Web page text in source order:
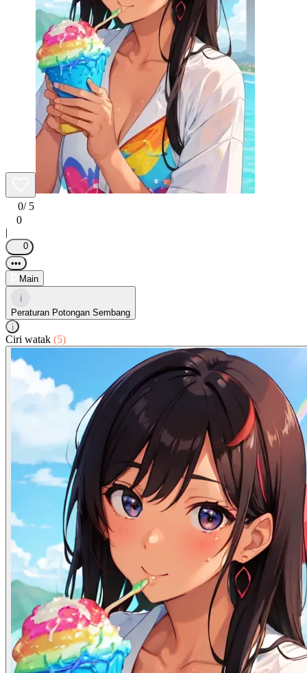
0/ 5
0
|
0
•••
Main
i
Peraturan Potongan Sembang
i
Ciri watak (5)